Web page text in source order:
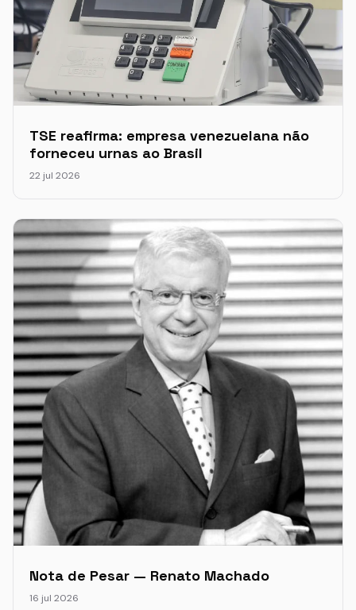
TSE reafirma: empresa venezuelana não
forneceu urnas ao Brasil
22 jul 2026
Nota de Pesar — Renato Machado
16 jul 2026